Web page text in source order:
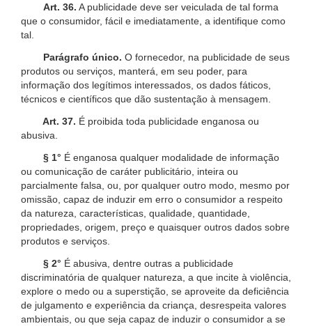
Art. 36. A publicidade deve ser veiculada de tal forma
que o consumidor, fácil e imediatamente, a identifique como
tal.
Parágrafo único. O fornecedor, na publicidade de seus
produtos ou serviços, manterá, em seu poder, para
informação dos legítimos interessados, os dados fáticos,
técnicos e científicos que dão sustentação à mensagem.
Art. 37. É proibida toda publicidade enganosa ou
abusiva.
§ 1° É enganosa qualquer modalidade de informação
ou comunicação de caráter publicitário, inteira ou
parcialmente falsa, ou, por qualquer outro modo, mesmo por
omissão, capaz de induzir em erro o consumidor a respeito
da natureza, características, qualidade, quantidade,
propriedades, origem, preço e quaisquer outros dados sobre
produtos e serviços.
§ 2° É abusiva, dentre outras a publicidade
discriminatória de qualquer natureza, a que incite à violência,
explore o medo ou a superstição, se aproveite da deficiência
de julgamento e experiência da criança, desrespeita valores
ambientais, ou que seja capaz de induzir o consumidor a se